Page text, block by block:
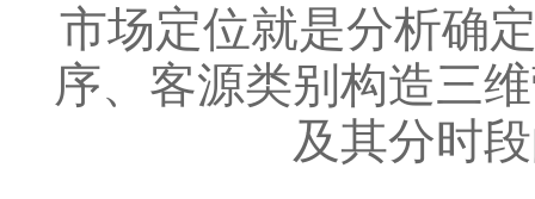
市场定位就是分析确
序、客源类别构造三
及其分时